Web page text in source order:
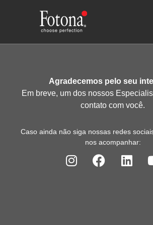
Agradecemos pelo seu
Em breve, um dos nossos
contato com você.
Caso ainda não siga nossas redes
nos acompanhar: